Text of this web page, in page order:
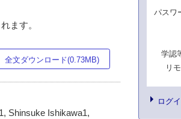
ます。
全文ダウンロード(0.73MB)
Shinsuke Ishikawa1,
パスワ
学認
リ
ログ